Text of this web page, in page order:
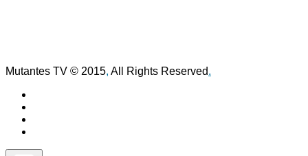
Mutantes TV © 2015, All Rights Reserved.